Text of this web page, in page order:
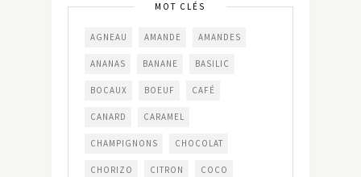
MOT CLÉS
AGNEAU AMANDE AMANDES
ANANAS BANANE BASILIC
BOCAUX BOEUF CAFÉ
CANARD CARAMEL
CHAMPIGNONS CHOCOLAT
CHORIZO CITRON COCO